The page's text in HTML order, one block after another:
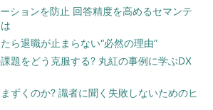
ションを防止 回答精度を高めるセマンテ
ら退職が止まらない“必然の理由”
題をどう克服する? 丸紅の事例に学ぶDX
ずくのか? 識者に聞く失敗しないためのヒ